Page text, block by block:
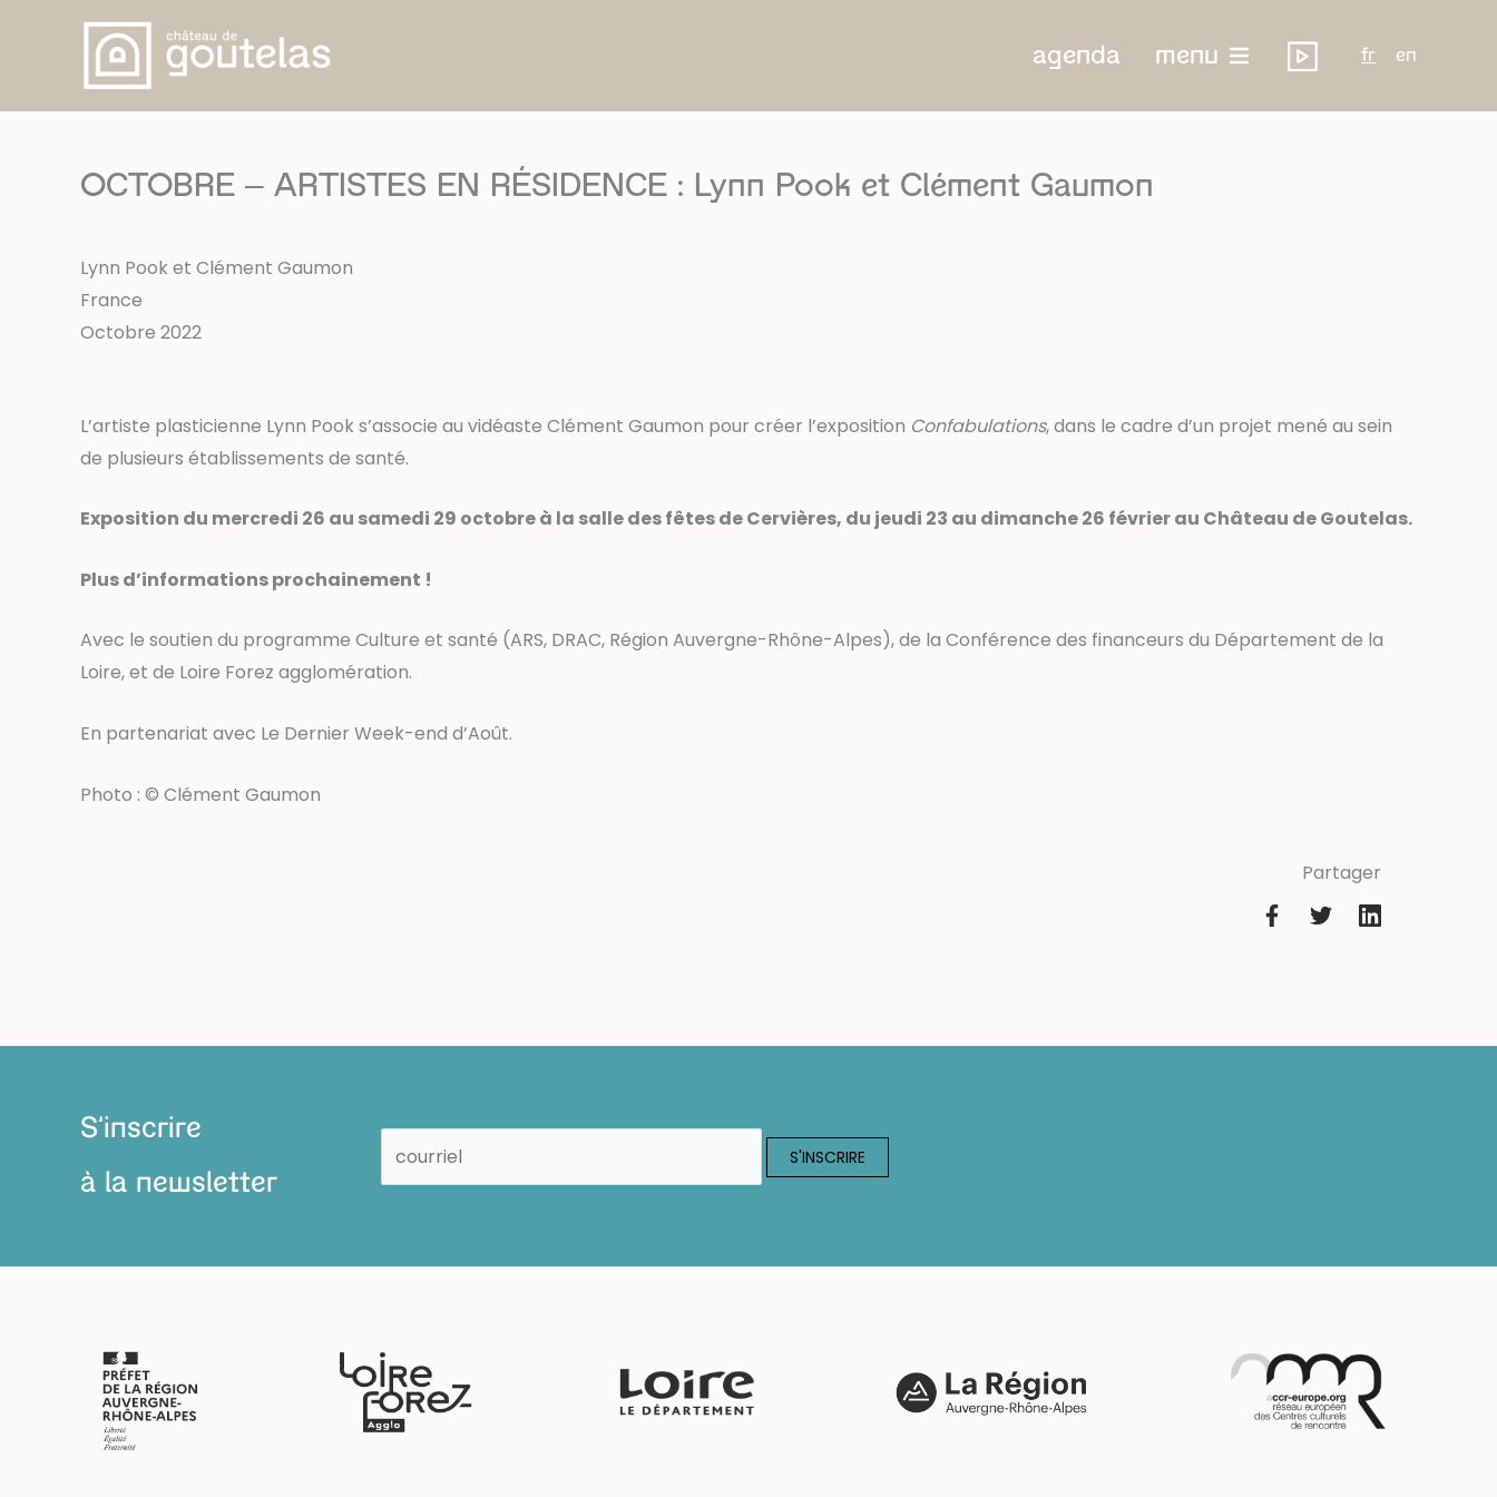
agenda menu fr en
OCTOBRE – ARTISTES EN RÉSIDENCE : Lynn Pook et Clément Gaumon
Lynn Pook et Clément Gaumon
France
Octobre 2022
L’artiste plasticienne Lynn Pook s’associe au vidéaste Clément Gaumon pour créer l’exposition Confabulations, dans le cadre d’un projet mené au sein
de plusieurs établissements de santé.
Exposition du mercredi 26 au samedi 29 octobre à la salle des fêtes de Cervières, du jeudi 23 au dimanche 26 février au Château de Goutelas.
Plus d’informations prochainement !
Avec le soutien du programme Culture et santé (ARS, DRAC, Région Auvergne-Rhône-Alpes), de la Conférence des financeurs du Département de la
Loire, et de Loire Forez agglomération.
En partenariat avec Le Dernier Week-end d’Août.
Photo : © Clément Gaumon
Partager
S'inscrire
à la newsletter